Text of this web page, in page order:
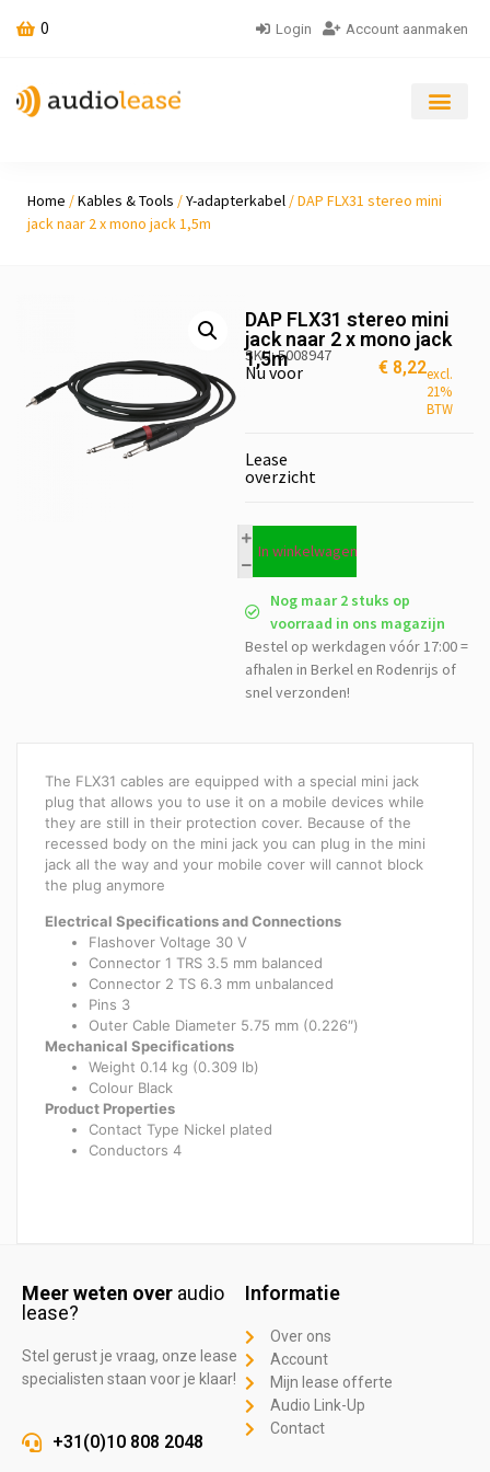
0 Login Account aanmaken
Home /Kables & Tools /Y-adapterkabel / DAP FLX31 stereo mini
jack naar 2 x mono jack 1,5m
DAP FLX31 stereo mini
jack naar 2 x mono jack
1,5m
SKU: 5008947
Nu voor € 8,22excl.
21%
BTW
Lease
overzicht
In winkelwagen
Nog maar 2 stuks op
voorraad in ons magazijn
Bestel op werkdagen vóór 17:00 =
afhalen in Berkel en Rodenrijs of
snel verzonden!
The FLX31 cables are equipped with a special mini jack
plug that allows you to use it on a mobile devices while
they are still in their protection cover. Because of the
recessed body on the mini jack you can plug in the mini
jack all the way and your mobile cover will cannot block
the plug anymore
Electrical Specifications and Connections
Flashover Voltage 30 V
Connector 1 TRS 3.5 mm balanced
Connector 2 TS 6.3 mm unbalanced
Pins 3
Outer Cable Diameter 5.75 mm (0.226″)
Mechanical Specifications
Weight 0.14 kg (0.309 lb)
Colour Black
Product Properties
Contact Type Nickel plated
Conductors 4
Meer weten over audio
lease?
Stel gerust je vraag, onze lease
specialisten staan voor je klaar!
+31(0)10 808 2048
Informatie
Over ons
Account
Mijn lease offerte
Audio Link-Up
Contact